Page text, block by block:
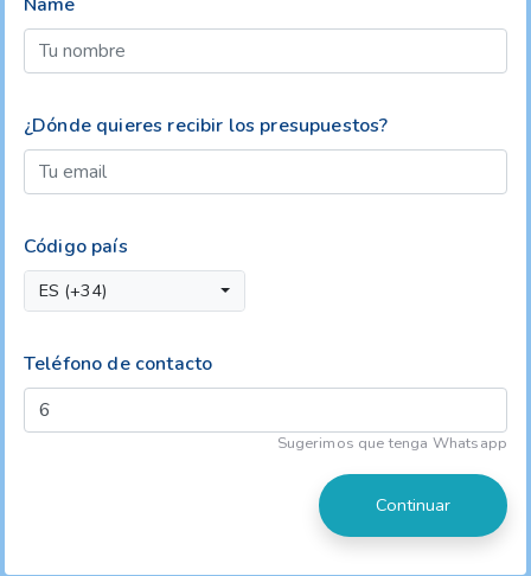
¿Dónde quieres recibir los presupuestos?
Código país
ES (+34)
Teléfono de contacto
Sugerimos que tenga Whatsapp